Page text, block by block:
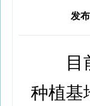
发
目前
种植基